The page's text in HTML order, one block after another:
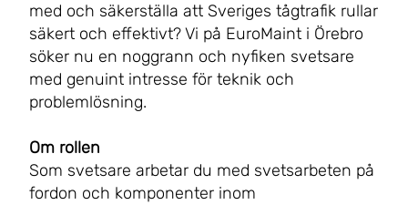
med och säkerställa att Sveriges tågtrafik rullar
säkert och effektivt? Vi på EuroMaint i Örebro
söker nu en noggrann och nyfiken svetsare
med genuint intresse för teknik och
problemlösning.
Om rollen
Som svetsare arbetar du med svetsarbeten på
fordon och komponenter inom